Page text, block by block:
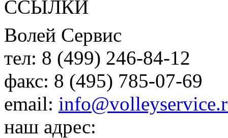
ССЫЛКИ
Волей Сервис
тел: 8 (499) 246-84-12
факс: 8 (495) 785-07-69
email:
наш адрес: